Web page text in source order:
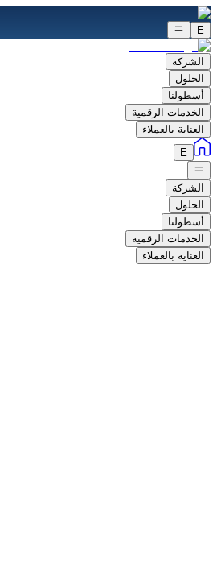
E
الشركة
الحلول
أسطولنا
الخدمات الرقمية
العناية بالعملاء
E
الشركة
الحلول
أسطولنا
الخدمات الرقمية
العناية بالعملاء